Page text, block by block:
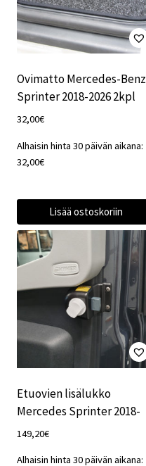
Ovimatto Mercedes-Benz
Sprinter 2018-2026 2kpl
32,00€
Alhaisin hinta 30 päivän aikana:
32,00€
Lisää ostoskoriin
Etuovien lisälukko
Mercedes Sprinter 2018-
149,20€
Alhaisin hinta 30 päivän aikana: